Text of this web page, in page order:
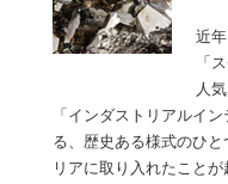
近
「
人
「インダストリアルイ
る、歴史ある様式のひ
リアに取り入れたこと